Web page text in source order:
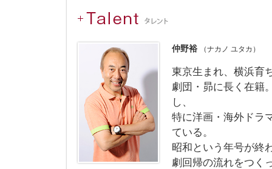
仲野裕 （ナカノ ユタカ）
東京生まれ、横浜育
劇団・昴に長く在籍
し、
特に洋画・海外ドラ
ている。
昭和という年号が終
劇回帰の流れをつく